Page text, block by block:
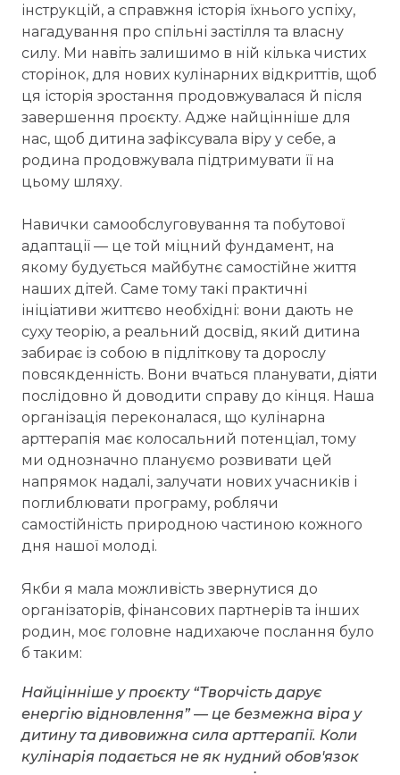
інструкцій, а справжня історія їхнього успіху,
нагадування про спільні застілля та власну
силу. Ми навіть залишимо в ній кілька чистих
сторінок, для нових кулінарних відкриттів, щоб
ця історія зростання продовжувалася й після
завершення проєкту. Адже найцінніше для
нас, щоб дитина зафіксувала віру у себе, а
родина продовжувала підтримувати її на
цьому шляху.
Навички самообслуговування та побутової
адаптації — це той міцний фундамент, на
якому будується майбутнє самостійне життя
наших дітей. Саме тому такі практичні
ініціативи життєво необхідні: вони дають не
суху теорію, а реальний досвід, який дитина
забирає із собою в підліткову та дорослу
повсякденність. Вони вчаться планувати, діяти
послідовно й доводити справу до кінця. Наша
організація переконалася, що кулінарна
арттерапія має колосальний потенціал, тому
ми однозначно плануємо розвивати цей
напрямок надалі, залучати нових учасників і
поглиблювати програму, роблячи
самостійність природною частиною кожного
дня нашої молоді.
Якби я мала можливість звернутися до
організаторів, фінансових партнерів та інших
родин, моє головне надихаюче послання було
б таким:
Найцінніше у проєкту “Творчість дарує
енергію відновлення” — це безмежна віра у
дитину та дивовижна сила арттерапії. Коли
кулінарія подається не як нудний обов'язок